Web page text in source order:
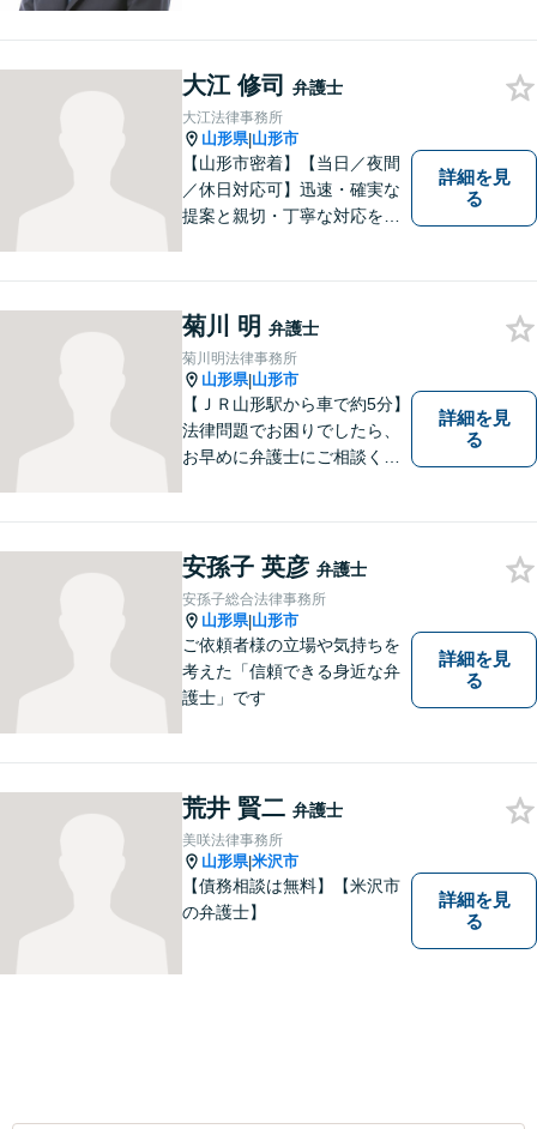
を常に意識し、依頼者のお悩
み解決に全力を注ぎます。ま
ずは、お気軽にご相談くださ
い。
大江 修司 弁護士
大江法律事務所
山形県|山形市
【山形市密着】【当日／夜間
／休日対応可】迅速・確実な
提案と親切・丁寧な対応をい
可】不安や問題について法的
リスクを説明し、見通しを立
て、より良い解決に導くお手
伝いをいたします。
詳細を見
る
菊川 明 弁護士
菊川明法律事務所
山形県|山形市
【ＪＲ山形駅から車で約5分】
法律問題でお困りでしたら、
お早めに弁護士にご相談くだ
詳細を見
る
安孫子 英彦 弁護士
安孫子総合法律事務所
山形県|山形市
ご依頼者様の立場や気持ちを
考えた「信頼できる身近な弁
護士」です
詳細を見
る
荒井 賢二 弁護士
美咲法律事務所
山形県|米沢市
【債務相談は無料】【米沢市
の弁護士】
詳細を見
る